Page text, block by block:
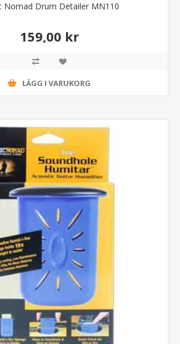
Nomad Drum Detailer MN110
159,00 kr
LÄGG I VARUKORG